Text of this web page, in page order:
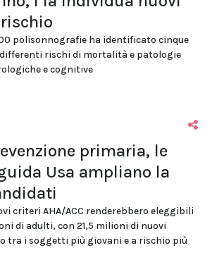
polisonnografie ha identificato cinque
rischi di mortalità e patologie
e cognitive
primaria, le
Usa ampliano la
criteri AHA/ACC renderebbero eleggibili
di adulti, con 21,5 milioni di nuovi
tra i soggetti più giovani e a rischio più